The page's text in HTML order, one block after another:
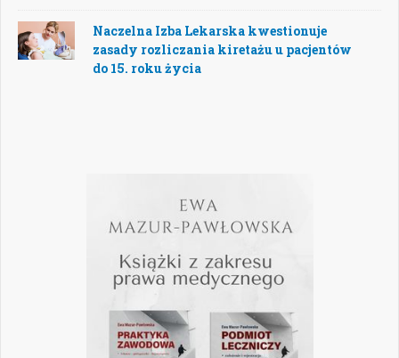
Naczelna Izba Lekarska kwestionuje
zasady rozliczania kiretażu u pacjentów
do 15. roku życia